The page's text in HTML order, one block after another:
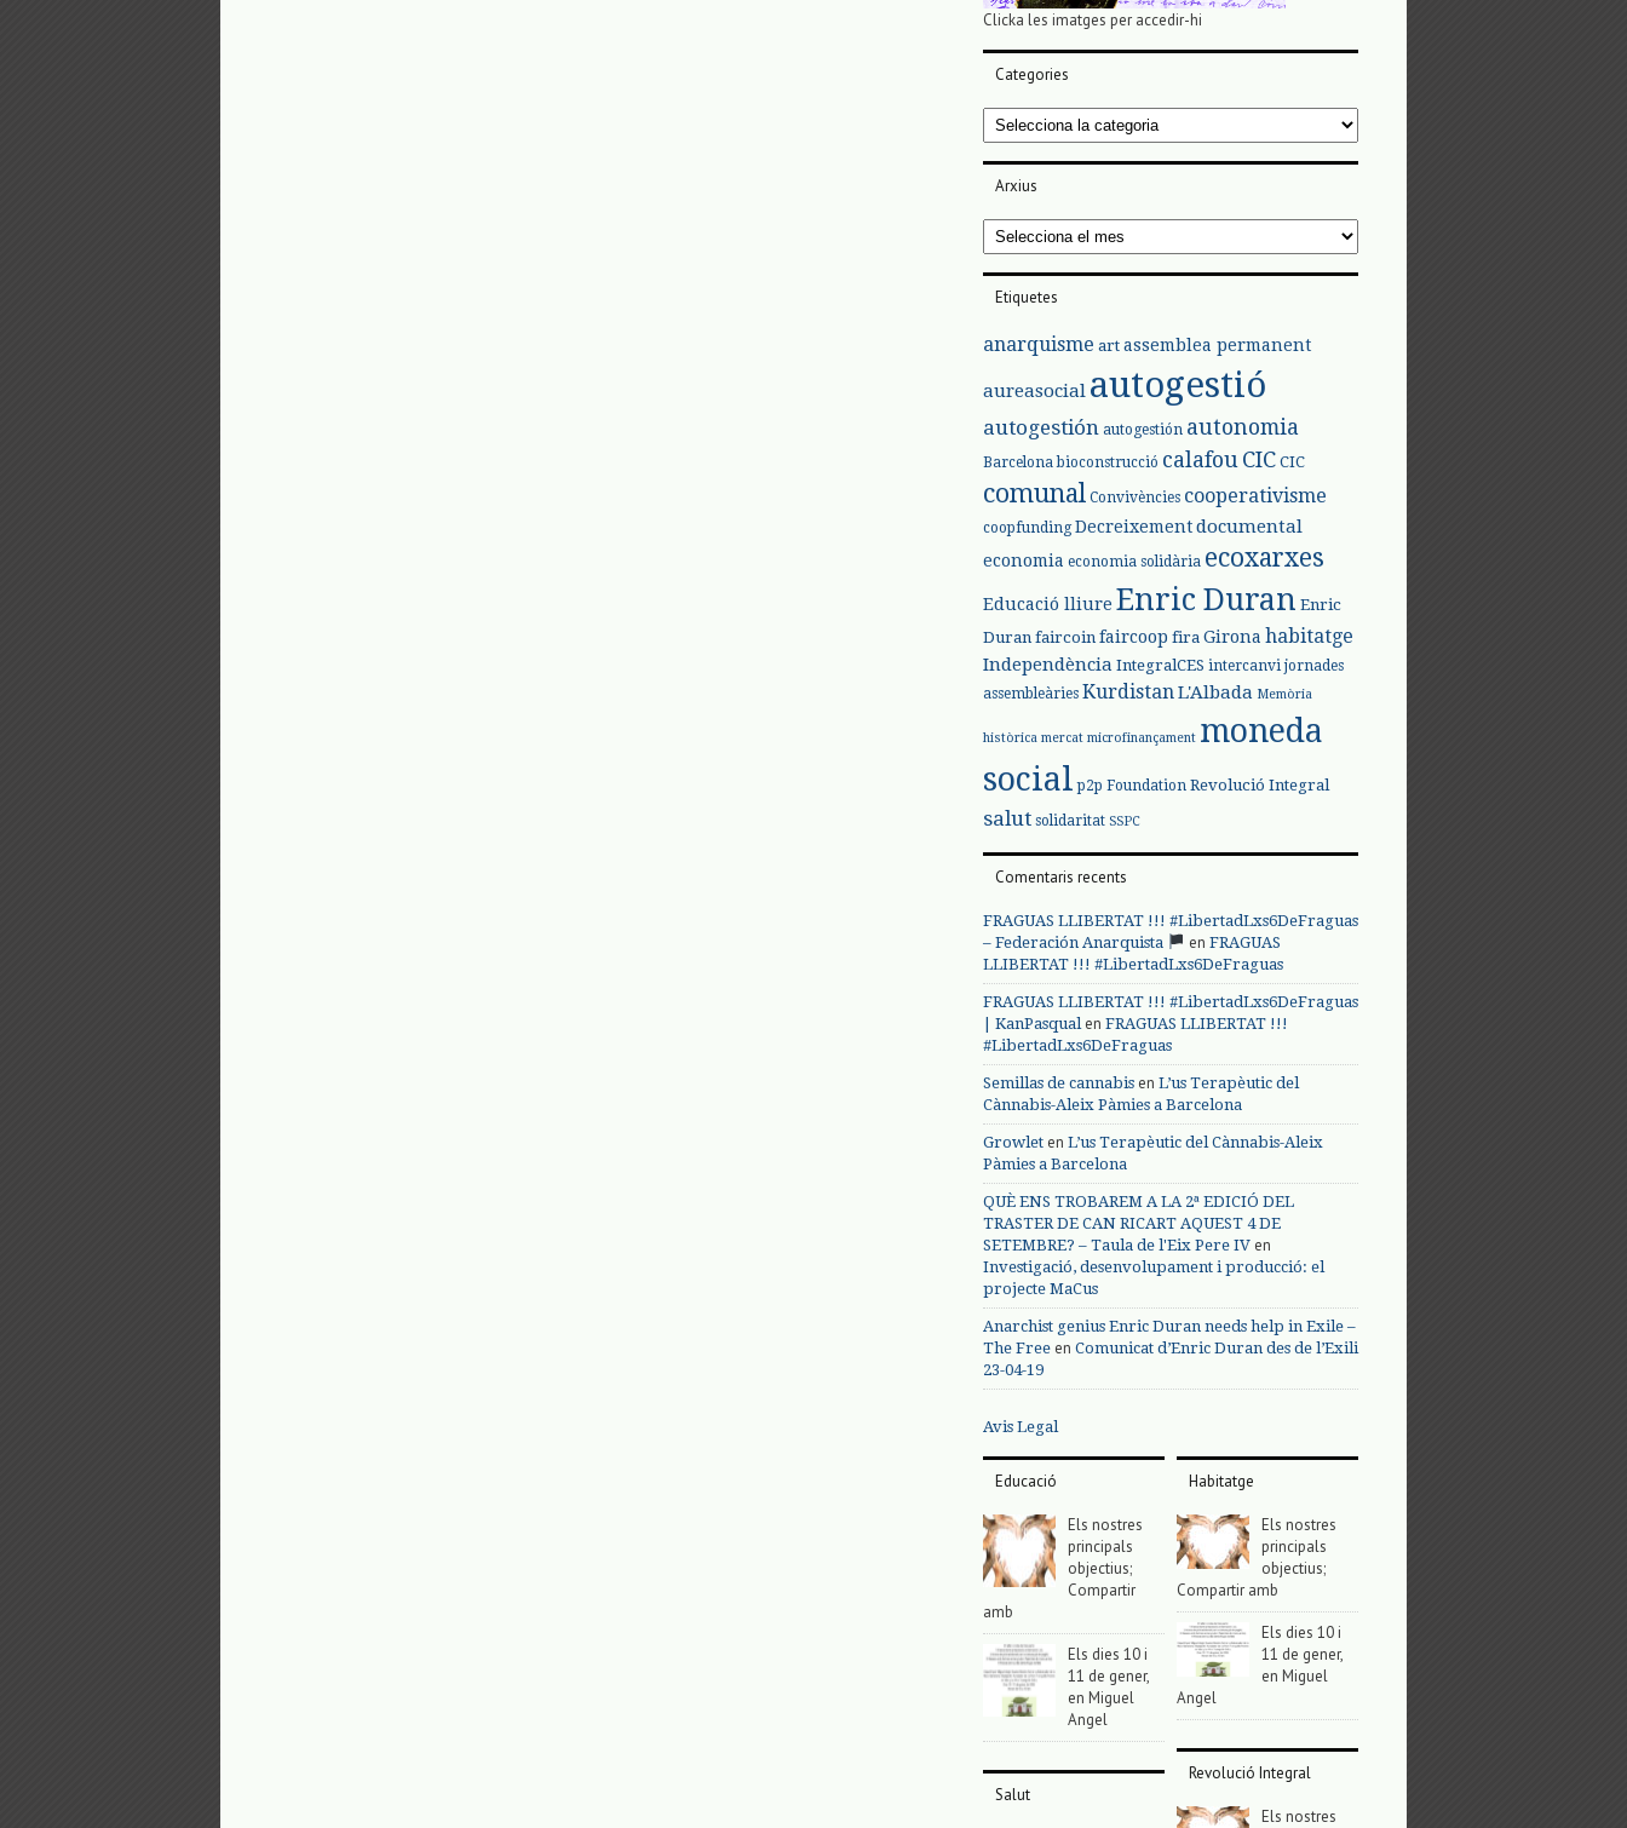
Clicka les imatges per accedir-hi
Categories
Categories
Arxius
Arxius
Etiquetes
anarquisme art assemblea permanent
aureasocial autogestió
autogestión autogestión autonomia
Barcelona bioconstrucció calafou CIC CIC
comunal Convivències cooperativisme
coopfunding Decreixementdocumental
economia economia solidària ecoxarxes
Educació lliure Enric Duran Enric
Duran faircoin faircoop fira Girona habitatge
Independència IntegralCES intercanvi jornades
assembleàries Kurdistan L'Albada Memòria
històrica mercat microfinançament moneda
social p2p Foundation Revolució Integral
salut solidaritat SSPC
Comentaris recents
FRAGUAS LLIBERTAT !!! #LibertadLxs6DeFraguas
– Federación Anarquista
en FRAGUAS
LLIBERTAT !!! #LibertadLxs6DeFraguas
FRAGUAS LLIBERTAT !!! #LibertadLxs6DeFraguas
| KanPasqualen FRAGUAS LLIBERTAT !!!
#LibertadLxs6DeFraguas
Semillas de cannabis en L’us Terapèutic del
Cànnabis-Aleix Pàmies a Barcelona
Growlet en L’us Terapèutic del Cànnabis-Aleix
Pàmies a Barcelona
QUÈ ENS TROBAREM A LA 2ª EDICIÓ DEL
TRASTER DE CAN RICART AQUEST 4 DE
SETEMBRE? – Taula de l'Eix Pere IV en
Investigació, desenvolupament i producció: el
projecte MaCus
Anarchist genius Enric Duran needs help in Exile –
The Free en Comunicat d’Enric Duran des de l’Exili
23-04-19
Avis Legal
Educació
Els nostres
principals
objectius;
Compartir
amb
Els dies 10 i
11 de gener,
en Miguel
Angel
Salut
Habitatge
Els nostres
principals
objectius;
Compartir amb
Els dies 10 i
11 de gener,
en Miguel
Angel
Revolució Integral
Els nostres